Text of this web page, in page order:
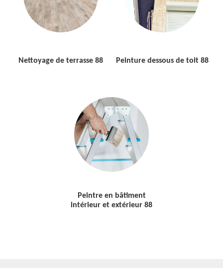
Nettoyage de terrasse 88 Peinture dessous de toit 88
Peintre en bâtiment
intérieur et extérieur 88